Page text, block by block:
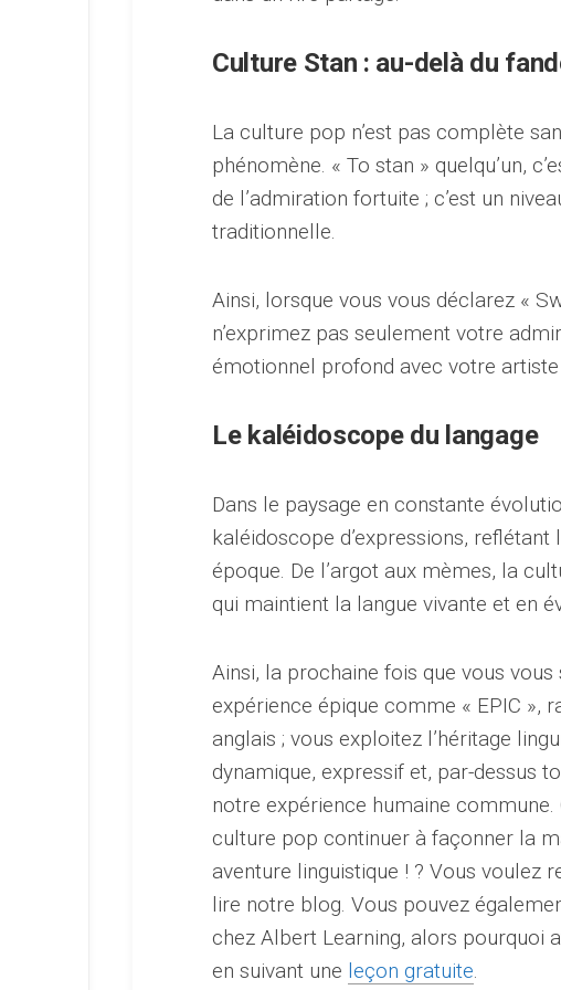
Culture Stan : au-delà du
La culture pop n’est pas complète
phénomène. « To stan » quelqu’un,
de l’admiration fortuite ; c’est un
traditionnelle.
Ainsi, lorsque vous vous déclarez «
n’exprimez pas seulement votre
émotionnel profond avec votre
Le kaléidoscope du langage
Dans le paysage en constante
kaléidoscope d’expressions,
époque. De l’argot aux mèmes, la
qui maintient la langue vivante et en
Ainsi, la prochaine fois que vous
expérience épique comme « EPIC »,
anglais ; vous exploitez l’héritage
dynamique, expressif et, par-dessus
notre expérience humaine
culture pop continuer à façonner la
aventure linguistique ! ? Vous voulez
lire notre blog. Vous pouvez
chez Albert Learning, alors pourquoi
en suivant une leçon gratuite.